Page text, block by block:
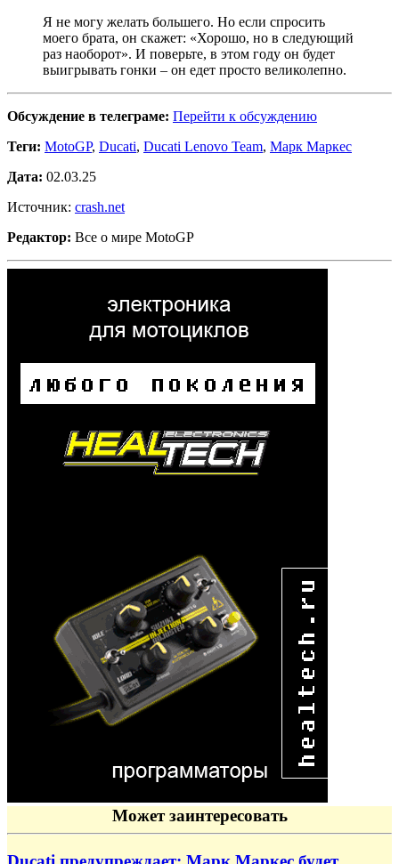
Я не могу желать большего. Но если спросить
моего брата, он скажет: «Хорошо, но в следующий
раз наоборот». И поверьте, в этом году он будет
выигрывать гонки – он едет просто великолепно.
Обсуждение в телеграме: Перейти к обсуждению
Теги: MotoGP, Ducati, Ducati Lenovo Team, Марк Маркес
Дата: 02.03.25
Источник: crash.net
Редактор: Все о мире MotoGP
Может заинтересовать